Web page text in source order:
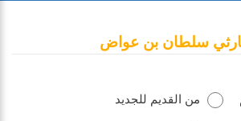
سلطان بن عواض
من القديم للجديد